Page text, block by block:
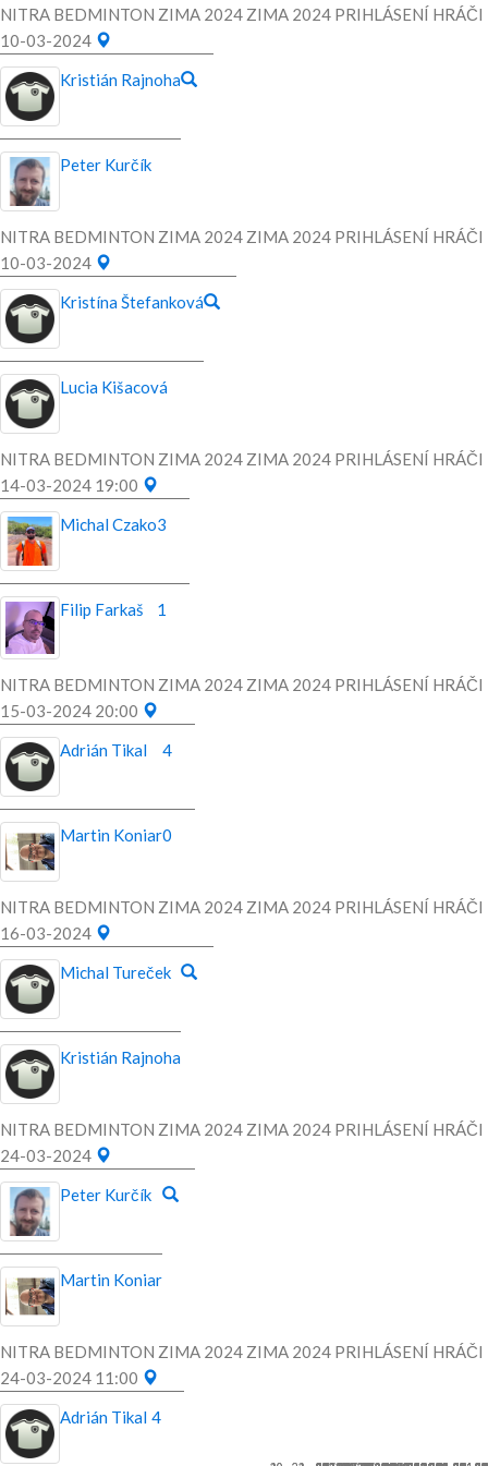
NITRA BEDMINTON ZIMA 2024 ZIMA 2024 PRIHLÁSENÍ HRÁČI
10-03-2024
Kristián Rajnoha
Peter Kurčík
NITRA BEDMINTON ZIMA 2024 ZIMA 2024 PRIHLÁSENÍ HRÁČI
10-03-2024
Kristína Štefanková
Lucia Kišacová
NITRA BEDMINTON ZIMA 2024 ZIMA 2024 PRIHLÁSENÍ HRÁČI
14-03-2024 19:00
Michal Czako3
Filip Farkaš 1
NITRA BEDMINTON ZIMA 2024 ZIMA 2024 PRIHLÁSENÍ HRÁČI
15-03-2024 20:00
Adrián Tikal
4
Martin Koniar0
NITRA BEDMINTON ZIMA 2024 ZIMA 2024 PRIHLÁSENÍ HRÁČI
16-03-2024
Michal Tureček
Kristián Rajnoha
NITRA BEDMINTON ZIMA 2024 ZIMA 2024 PRIHLÁSENÍ HRÁČI
24-03-2024
Peter Kurčík
Martin Koniar
NITRA BEDMINTON ZIMA 2024 ZIMA 2024 PRIHLÁSENÍ HRÁČI
24-03-2024 11:00
Adrián Tikal 4